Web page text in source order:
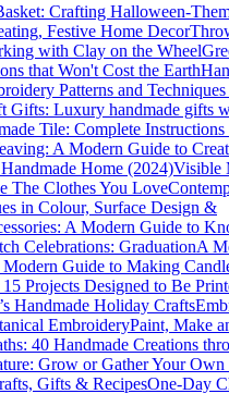
Crafting Halloween-
Festive Home Decor
with Clay on the Wheel
that Won't Cost the Earth
Patterns and
Gifts: Luxury handmade gifts
Tile: Complete
A Modern Guide to
Home (2024)Visible
The Clothes You Love
in Colour, Surface Design &
A Modern Guide to
Celebrations: GraduationA
Modern Guide to Making
Projects Designed to Be
Handmade Holiday Crafts
EmbroideryPaint, Make
40 Handmade Creations
Grow or Gather Your Own
Gifts & RecipesOne-Day